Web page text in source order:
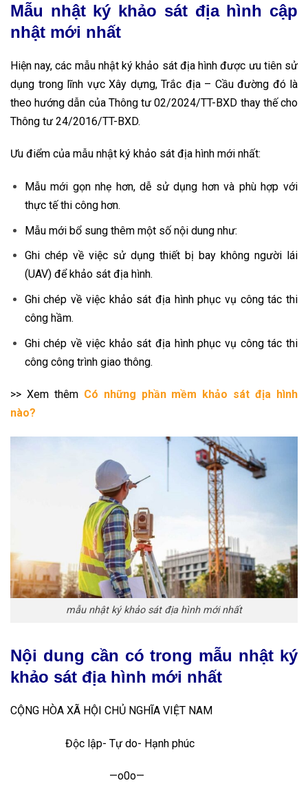
Mẫu nhật ký khảo sát địa hình cập
nhật mới nhất
Hiện nay, các mẫu nhật ký khảo sát địa hình được ưu tiên sử
dụng trong lĩnh vực Xây dựng, Trắc địa – Cầu đường đó là
theo hướng dẫn của Thông tư 02/2024/TT-BXD thay thế cho
Thông tư 24/2016/TT-BXD.
Ưu điểm của mẫu nhật ký khảo sát địa hình mới nhất:
Mẫu mới gọn nhẹ hơn, dễ sử dụng hơn và phù hợp với
thực tế thi công hơn.
Mẫu mới bổ sung thêm một số nội dung như:
Ghi chép về việc sử dụng thiết bị bay không người lái
(UAV) để khảo sát địa hình.
Ghi chép về việc khảo sát địa hình phục vụ công tác thi
công hầm.
Ghi chép về việc khảo sát địa hình phục vụ công tác thi
công công trình giao thông.
>> Xem thêm Có những phần mềm khảo sát địa hình
nào?
mẫu nhật ký khảo sát địa hình mới nhất
Nội dung cần có trong mẫu nhật ký
khảo sát địa hình mới nhất
CỘNG HÒA XÃ HỘI CHỦ NGHĨA VIỆT NAM
Độc lập- Tự do- Hạnh phúc
—o0o—